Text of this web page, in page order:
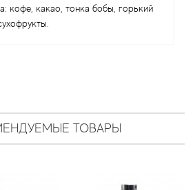
кофе, какао, тонка бобы, горький
ТОВАРЫ